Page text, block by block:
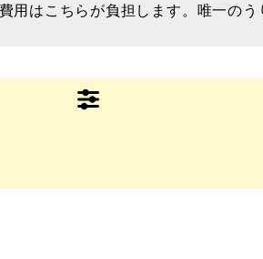
用はこちらが負担します。唯一のう
）となります